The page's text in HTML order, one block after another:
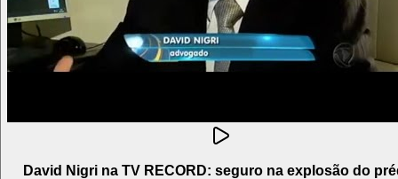
David Nigri na TV RECORD: seguro na explosão do